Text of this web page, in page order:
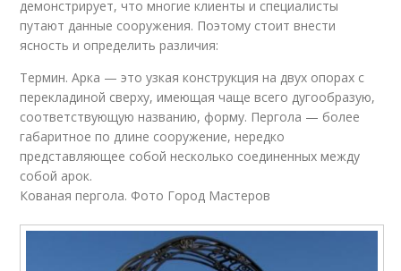
демонстрирует, что многие клиенты и специалисты
путают данные сооружения. Поэтому стоит внести
ясность и определить различия:
Термин. Арка — это узкая конструкция на двух опорах с
перекладиной сверху, имеющая чаще всего дугообразую,
соответствующую названию, форму. Пергола — более
габаритное по длине сооружение, нередко
представляющее собой несколько соединенных между
собой арок.
Кованая пергола. Фото Город Мастеров